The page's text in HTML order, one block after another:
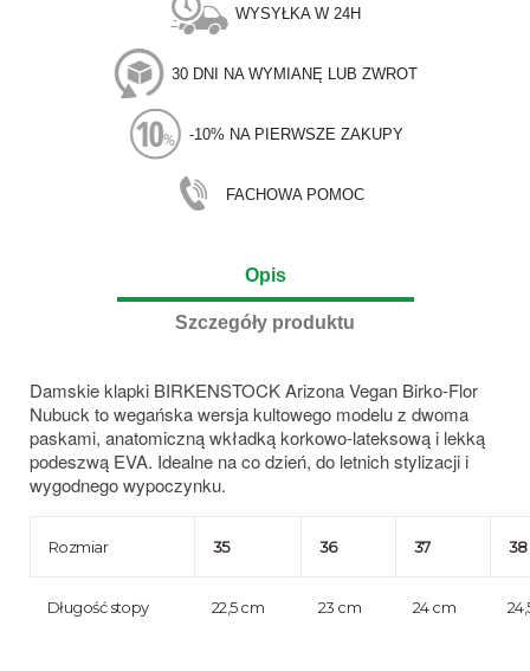
WYSYŁKA W 24H
30 DNI NA WYMIANĘ LUB ZWROT
-10% NA PIERWSZE ZAKUPY
FACHOWA POMOC
Opis
Szczegóły produktu
Damskie klapki BIRKENSTOCK Arizona Vegan Birko-Flor
Nubuck to wegańska wersja kultowego modelu z dwoma
paskami, anatomiczną wkładką korkowo-lateksową i lekką
podeszwą EVA. Idealne na co dzień, do letnich stylizacji i
wygodnego wypoczynku.
Rozmiar 35 36 37 38
Długość stopy 22,5 cm 23 cm 24 cm